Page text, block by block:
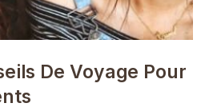
De Voyage Pour